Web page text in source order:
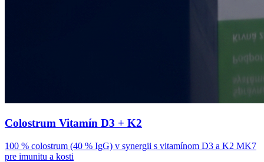
Colostrum Vitamín D3 + K2
100 % colostrum (40 % IgG) v synergii s vitamínom D3 a K2 MK7
pre imunitu a kosti